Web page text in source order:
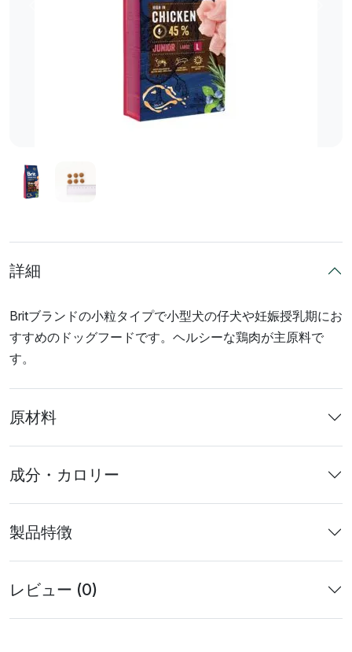
詳細
Britブランドの小粒タイプで小型犬の仔犬や妊娠授乳期にお
すすめのドッグフードです。ヘルシーな鶏肉が主原料で
す。
原材料
成分・カロリー
製品特徴
レビュー (0)